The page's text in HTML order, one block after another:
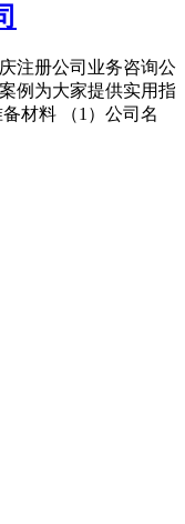
注册公司业务咨询公
例为大家提供实用指
材料 （1）公司名